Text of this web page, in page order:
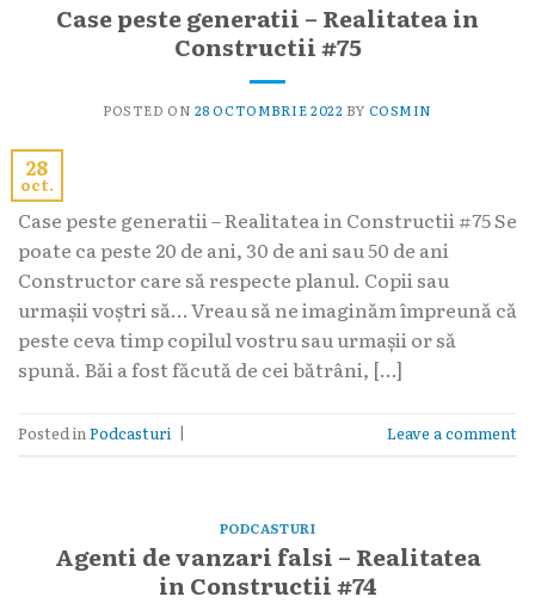
Case peste generatii – Realitatea in
Constructii #75
POSTED ON 28 OCTOMBRIE 2022 BY COSMIN
28
oct.
Case peste generatii – Realitatea in Constructii #75 Se
poate ca peste 20 de ani, 30 de ani sau 50 de ani
Constructor care să respecte planul. Copii sau
urmașii voștri să… Vreau să ne imaginăm împreună că
peste ceva timp copilul vostru sau urmașii or să
spună. Băi a fost făcută de cei bătrâni, […]
Posted inPodcasturi | Leave a comment
PODCASTURI
Agenti de vanzari falsi – Realitatea
in Constructii #74